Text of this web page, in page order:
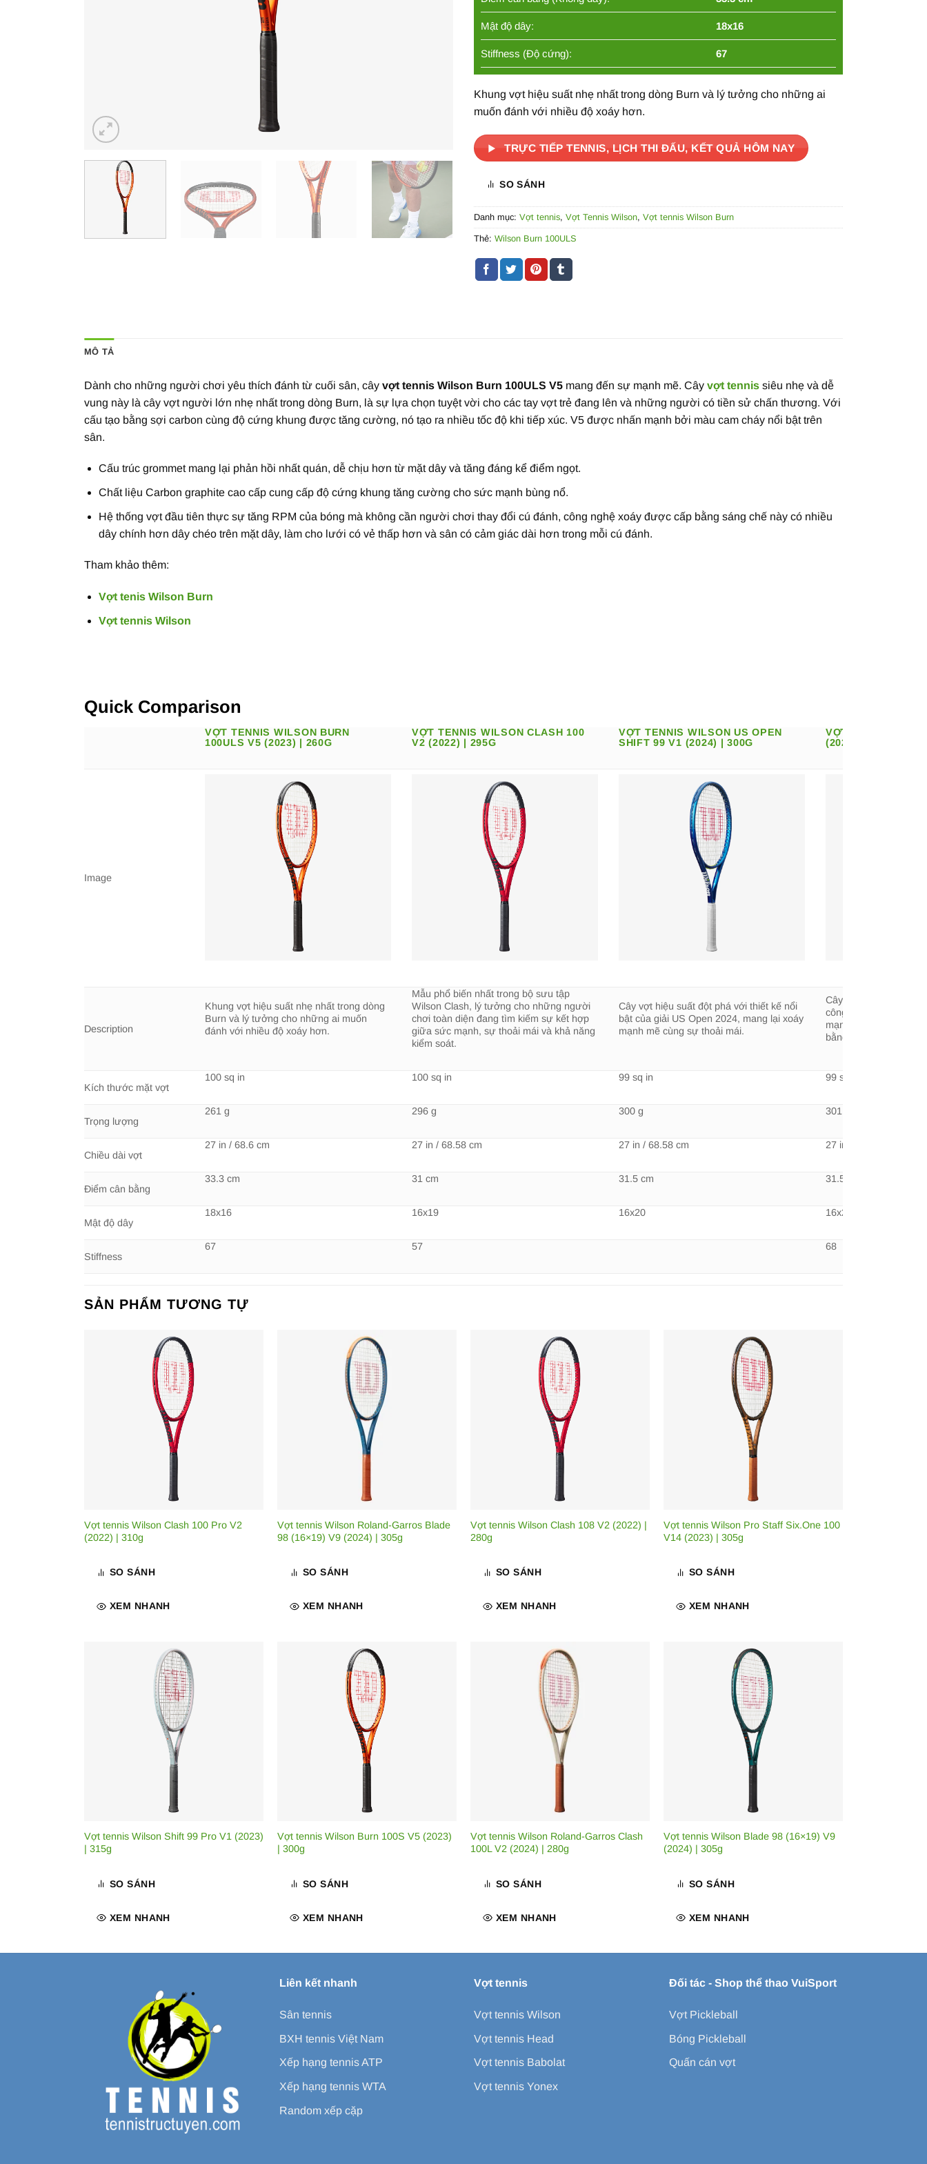
Mật độ dây: 18x16
Stiffness (Độ cứng): 67
Khung vợt hiệu suất nhẹ nhất trong dòng Burn và lý tưởng cho những ai
muốn đánh với nhiều độ xoáy hơn.
TRỰC TIẾP TENNIS, LỊCH THI ĐẤU, KẾT QUẢ HÔM NAY
SO SÁNH
Danh mục: Vợt tennis, Vợt Tennis Wilson, Vợt tennis Wilson Burn
Thẻ: Wilson Burn 100ULS
MÔ TẢ
Dành cho những người chơi yêu thích đánh từ cuối sân, cây vợt tennis Wilson Burn 100ULS V5 mang đến sự mạnh mẽ. Cây vợt tennis siêu nhẹ và dễ
vung này là cây vợt người lớn nhẹ nhất trong dòng Burn, là sự lựa chọn tuyệt vời cho các tay vợt trẻ đang lên và những người có tiền sử chấn thương. Với
cấu tạo bằng sợi carbon cùng độ cứng khung được tăng cường, nó tạo ra nhiều tốc độ khi tiếp xúc. V5 được nhấn mạnh bởi màu cam cháy nổi bật trên
sân.
Cấu trúc grommet mang lại phản hồi nhất quán, dễ chịu hơn từ mặt dây và tăng đáng kể điểm ngọt.
Chất liệu Carbon graphite cao cấp cung cấp độ cứng khung tăng cường cho sức mạnh bùng nổ.
Hệ thống vợt đầu tiên thực sự tăng RPM của bóng mà không cần người chơi thay đổi cú đánh, công nghệ xoáy được cấp bằng sáng chế này có nhiều
dây chính hơn dây chéo trên mặt dây, làm cho lưới có vẻ thấp hơn và sân có cảm giác dài hơn trong mỗi cú đánh.
Tham khảo thêm:
Vợt tenis Wilson Burn
Vợt tennis Wilson
Quick Comparison
VỢT TENNIS WILSON BURN
100ULS V5 (2023) | 260G
VỢT TENNIS WILSON CLASH 100
V2 (2022) | 295G
VỢT TENNIS WILSON US OPEN
SHIFT 99 V1 (2024) | 300G
VỢT TENNIS
(2023) | 300G
Image
Description
Khung vợt hiệu suất nhẹ nhất trong dòng
Burn và lý tưởng cho những ai muốn
đánh với nhiều độ xoáy hơn.
Mẫu phổ biến nhất trong bộ sưu tập
Wilson Clash, lý tưởng cho những người
chơi toàn diện đang tìm kiếm sự kết hợp
giữa sức mạnh, sự thoải mái và khả năng
kiểm soát.
Cây vợt hiệu suất đột phá với thiết kế nổi
bật của giải US Open 2024, mang lại xoáy
mạnh mẽ cùng sự thoải mái.
Cây vợt mang tới hiệu
công nghệ uốn hiện
mạnh với độ thoải mái
bằng.
Kích thước mặt vợt
100 sq in 100 sq in 99 sq in 99 sq in
Trọng lượng
261 g 296 g 300 g 301 g
Chiều dài vợt
27 in / 68.6 cm 27 in / 68.58 cm 27 in / 68.58 cm 27 in / 68.58 cm
Điểm cân bằng
33.3 cm 31 cm 31.5 cm 31.5 cm
Mật độ dây
18x16 16x19 16x20 16x20
Stiffness
67 57 68
SẢN PHẨM TƯƠNG TỰ
Vợt tennis Wilson Clash 100 Pro V2
(2022) | 310g
SO SÁNH
XEM NHANH
Vợt tennis Wilson Roland-Garros Blade
98 (16×19) V9 (2024) | 305g
SO SÁNH
XEM NHANH
Vợt tennis Wilson Clash 108 V2 (2022) |
280g
SO SÁNH
XEM NHANH
Vợt tennis Wilson Pro Staff Six.One 100
V14 (2023) | 305g
SO SÁNH
XEM NHANH
Vợt tennis Wilson Shift 99 Pro V1 (2023)
| 315g
SO SÁNH
XEM NHANH
Vợt tennis Wilson Burn 100S V5 (2023)
| 300g
SO SÁNH
XEM NHANH
Vợt tennis Wilson Roland-Garros Clash
100L V2 (2024) | 280g
SO SÁNH
XEM NHANH
Vợt tennis Wilson Blade 98 (16×19) V9
(2024) | 305g
SO SÁNH
XEM NHANH
Liên kết nhanh
Sân tennis
BXH tennis Việt Nam
Xếp hạng tennis ATP
Xếp hạng tennis WTA
Random xếp cặp
Vợt tennis
Vợt tennis Wilson
Vợt tennis Head
Vợt tennis Babolat
Vợt tennis Yonex
Đối tác - Shop thể thao VuiSport
Vợt Pickleball
Bóng Pickleball
Quấn cán vợt